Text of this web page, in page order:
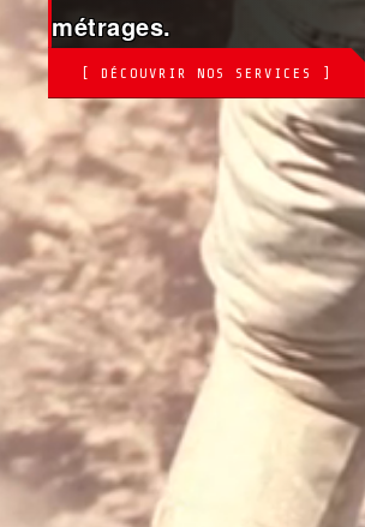
métrages.
[ DÉCOUVRIR NOS SERVICES ]